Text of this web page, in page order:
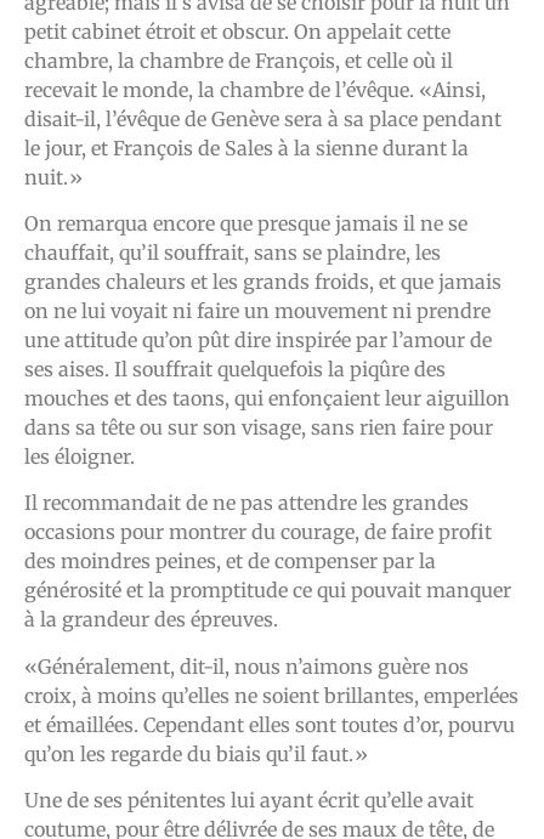
petit cabinet étroit et obscur. On appelait cette
chambre, la chambre de François, et celle où il
recevait le monde, la chambre de l’évêque. «Ainsi,
disait-il, l’évêque de Genève sera à sa place pendant
le jour, et François de Sales à la sienne durant la
nuit.»
On remarqua encore que presque jamais il ne se
chauffait, qu’il souffrait, sans se plaindre, les
grandes chaleurs et les grands froids, et que jamais
on ne lui voyait ni faire un mouvement ni prendre
une attitude qu’on pût dire inspirée par l’amour de
ses aises. Il souffrait quelquefois la piqûre des
mouches et des taons, qui enfonçaient leur aiguillon
dans sa tête ou sur son visage, sans rien faire pour
les éloigner.
Il recommandait de ne pas attendre les grandes
occasions pour montrer du courage, de faire profit
des moindres peines, et de compenser par la
générosité et la promptitude ce qui pouvait manquer
à la grandeur des épreuves.
«Généralement, dit-il, nous n’aimons guère nos
croix, à moins qu’elles ne soient brillantes, emperlées
et émaillées. Cependant elles sont toutes d’or, pourvu
qu’on les regarde du biais qu’il faut.»
Une de ses pénitentes lui ayant écrit qu’elle avait
coutume, pour être délivrée de ses maux de tête, de